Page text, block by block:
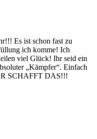
Es ist schon fast zu
ich komme! Ich
viel Glück! Ihr seid ein
„Kämpfer“. Einfach
SCHAFFT DAS!!!